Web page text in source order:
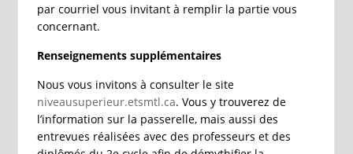
par courriel vous invitant à remplir la partie vous
concernant.
Renseignements supplémentaires
Nous vous invitons à consulter le site
niveausuperieur.etsmtl.ca. Vous y trouverez de
l’information sur la passerelle, mais aussi des
entrevues réalisées avec des professeurs et des